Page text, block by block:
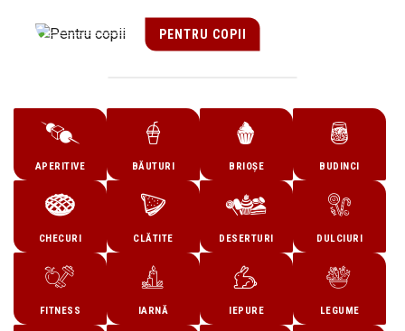
APERITIVE BĂUTURI BRIOȘE BUDINCI
CHECURI CLĂTITE DESERTURI DULCIURI
FITNESS IARNĂ IEPURE LEGUME
PENTRU COPII